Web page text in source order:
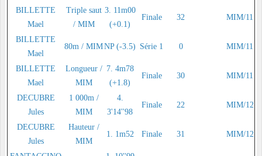
BILLETTE
Mael
Triple saut
/ MIM
3. 11m00
(+0.1)
Finale 32 MIM/11
BILLETTE
Mael
80m / MIMNP (-3.5) Série 1 0 MIM/11
BILLETTE
Mael
Longueur /
MIM
7. 4m78
(+1.8)
Finale 30 MIM/11
DECUBRE
Jules
1 000m /
MIM
4.
3'14''98
Finale 22 MIM/12
DECUBRE
Jules
Hauteur /
MIM
1. 1m52 Finale 31 MIM/12